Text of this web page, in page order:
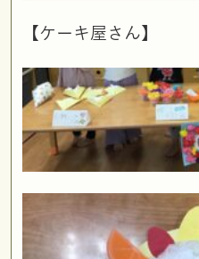
【ケーキ屋さん】